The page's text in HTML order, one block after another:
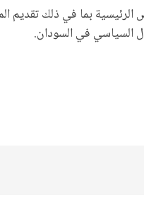
بما في ذلك تقديم
السياسي في السودان.